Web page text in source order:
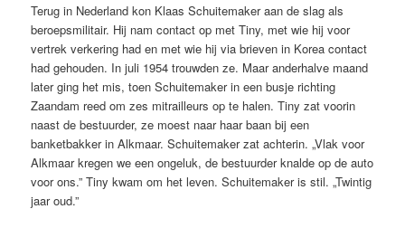
Terug in Nederland kon Klaas Schuitemaker aan de slag als
beroepsmilitair. Hij nam contact op met Tiny, met wie hij voor
vertrek verkering had en met wie hij via brieven in Korea contact
had gehouden. In juli 1954 trouwden ze. Maar anderhalve maand
later ging het mis, toen Schuitemaker in een busje richting
Zaandam reed om zes mitrailleurs op te halen. Tiny zat voorin
naast de bestuurder, ze moest naar haar baan bij een
banketbakker in Alkmaar. Schuitemaker zat achterin. „Vlak voor
Alkmaar kregen we een ongeluk, de bestuurder knalde op de auto
voor ons.” Tiny kwam om het leven. Schuitemaker is stil. „Twintig
jaar oud.”